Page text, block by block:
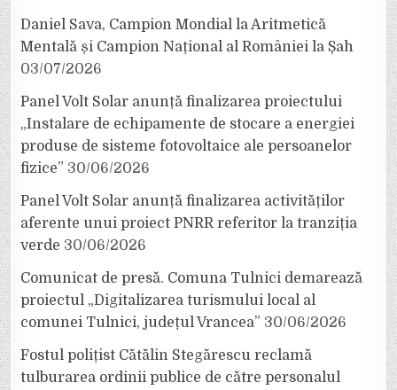
Daniel Sava, Campion Mondial la Aritmetică
Mentală și Campion Național al României la Șah
03/07/2026
Panel Volt Solar anunță finalizarea proiectului
„Instalare de echipamente de stocare a energiei
produse de sisteme fotovoltaice ale persoanelor
fizice” 30/06/2026
Panel Volt Solar anunță finalizarea activităților
aferente unui proiect PNRR referitor la tranziția
verde 30/06/2026
Comunicat de presă. Comuna Tulnici demarează
proiectul „Digitalizarea turismului local al
comunei Tulnici, județul Vrancea” 30/06/2026
Fostul polițist Cătălin Stegărescu reclamă
tulburarea ordinii publice de către personalul